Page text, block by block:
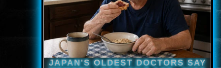
www.onlinefilmvilag2.eu,Copyright © 2017-2026 Az oldal nem tárol
semmilyen jogsértő tartalmat. Minden adat külső forrásból származik |
Frissítve: 2026.07.27|Fel ↑